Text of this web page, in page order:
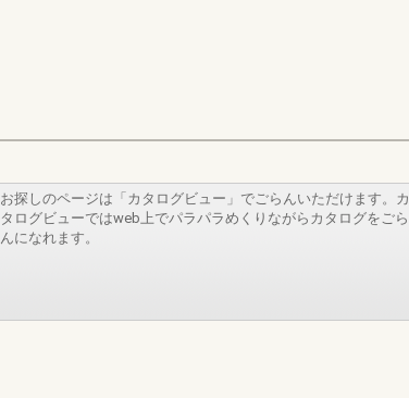
お探しのページは「カタログビュー」でごらんいただけます。カ
タログビューではweb上でパラパラめくりながらカタログをごら
んになれます。